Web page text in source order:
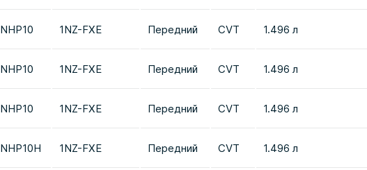
NHP10 1NZ-FXE Передний CVT 1.496 л
NHP10 1NZ-FXE Передний CVT 1.496 л
NHP10 1NZ-FXE Передний CVT 1.496 л
NHP10H 1NZ-FXE Передний CVT 1.496 л